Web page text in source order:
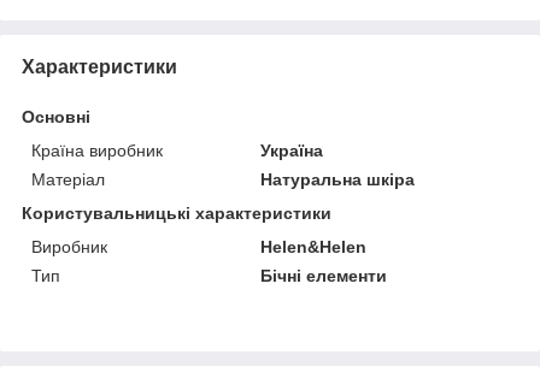
Характеристики
Основні
Країна виробник
Україна
Матеріал
Натуральна шкіра
Користувальницькі характеристики
Виробник
Helen&Helen
Тип
Бічні елементи